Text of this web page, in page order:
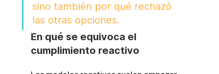
sino también por qué rechazó
las otras opciones.
En qué se equivoca el
cumplimiento reactivo